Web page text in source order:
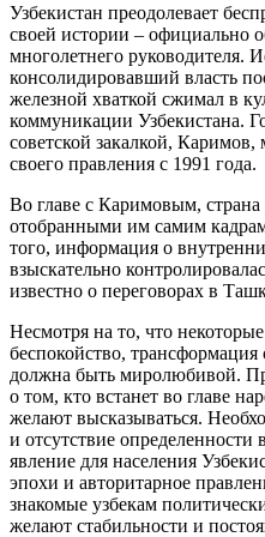
Узбекистан преодолевает
своей истории – официально
многолетнего руководителя.
консолидировавший власть
железной хваткой сжимал в
коммуникации Узбекистана.
советской закалкой,
своего правления с 1991 года.
Во главе с Каримовым, страна
отобранными им самим
того, информация о
взыскательно
известно о переговорах в
Несмотря на то, что
беспокойство,
должна быть миролюбивой.
о том, кто встанет во главе
желают высказываться.
и отсутствие
явление для населения
эпохи и авторитарное
знакомые узбекам
желают стабильности и